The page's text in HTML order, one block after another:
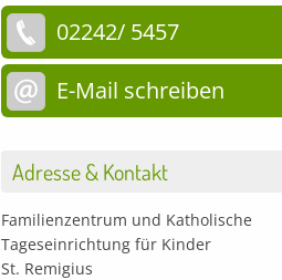
02242/ 5457
E-Mail schreiben
Adresse & Kontakt
Familienzentrum und Katholische
Tageseinrichtung für Kinder
St. Remigius